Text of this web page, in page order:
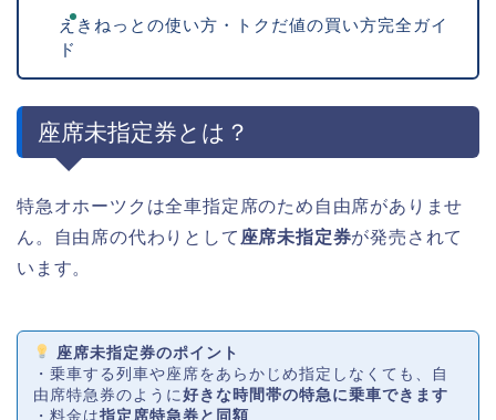
えきねっとの使い方・トクだ値の買い方完全ガイ
ド
座席未指定券とは？
特急オホーツクは全車指定席のため自由席がありませ
ん。自由席の代わりとして 座席未指定券が発売されて
います。
座席未指定券のポイント
・乗車する列車や座席をあらかじめ指定しなくても、自
由席特急券のように好きな時間帯の特急に乗車できます
・料金は指定席特急券と同額